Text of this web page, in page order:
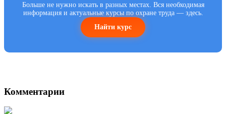
Больше не нужно искать в разных местах. Вся необходимая
информация и актуальные курсы по охране труда — здесь.
Найти курс
Комментарии